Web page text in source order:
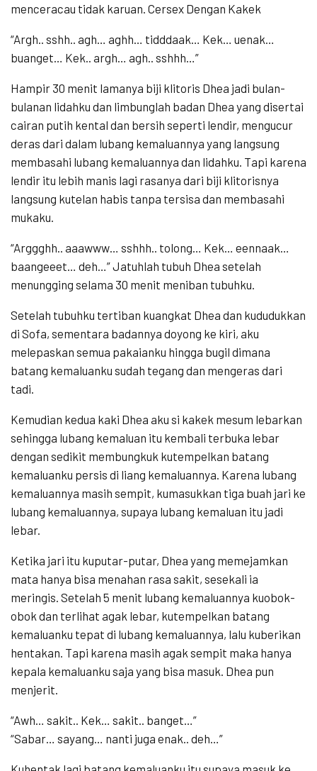
menceracau tidak karuan. Cersex Dengan Kakek
“Argh.. sshh.. agh… aghh… tidddaak… Kek… uenak…
buanget… Kek.. argh… agh.. sshhh…”
Hampir 30 menit lamanya biji klitoris Dhea jadi bulan-
bulanan lidahku dan limbunglah badan Dhea yang disertai
cairan putih kental dan bersih seperti lendir, mengucur
deras dari dalam lubang kemaluannya yang langsung
membasahi lubang kemaluannya dan lidahku. Tapi karena
lendir itu lebih manis lagi rasanya dari biji klitorisnya
langsung kutelan habis tanpa tersisa dan membasahi
mukaku.
“Arggghh.. aaawww… sshhh.. tolong… Kek… eennaak…
baangeeet… deh…” Jatuhlah tubuh Dhea setelah
menungging selama 30 menit meniban tubuhku.
Setelah tubuhku tertiban kuangkat Dhea dan kududukkan
di Sofa, sementara badannya doyong ke kiri, aku
melepaskan semua pakaianku hingga bugil dimana
batang kemaluanku sudah tegang dan mengeras dari
tadi.
Kemudian kedua kaki Dhea aku si kakek mesum lebarkan
sehingga lubang kemaluan itu kembali terbuka lebar
dengan sedikit membungkuk kutempelkan batang
kemaluanku persis di liang kemaluannya. Karena lubang
kemaluannya masih sempit, kumasukkan tiga buah jari ke
lubang kemaluannya, supaya lubang kemaluan itu jadi
lebar.
Ketika jari itu kuputar-putar, Dhea yang memejamkan
mata hanya bisa menahan rasa sakit, sesekali ia
meringis. Setelah 5 menit lubang kemaluannya kuobok-
obok dan terlihat agak lebar, kutempelkan batang
kemaluanku tepat di lubang kemaluannya, lalu kuberikan
hentakan. Tapi karena masih agak sempit maka hanya
kepala kemaluanku saja yang bisa masuk. Dhea pun
menjerit.
“Awh… sakit.. Kek… sakit.. banget…”
“Sabar… sayang… nanti juga enak.. deh…”